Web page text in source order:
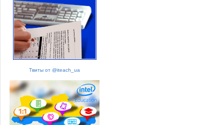
Твиты от @iteach_ua